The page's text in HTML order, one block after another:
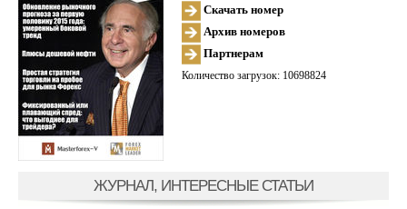
Скачать номер
Архив номеров
Партнерам
Количество загрузок: 10698824
ЖУРНАЛ, ИНТЕРЕСНЫЕ СТАТЬИ